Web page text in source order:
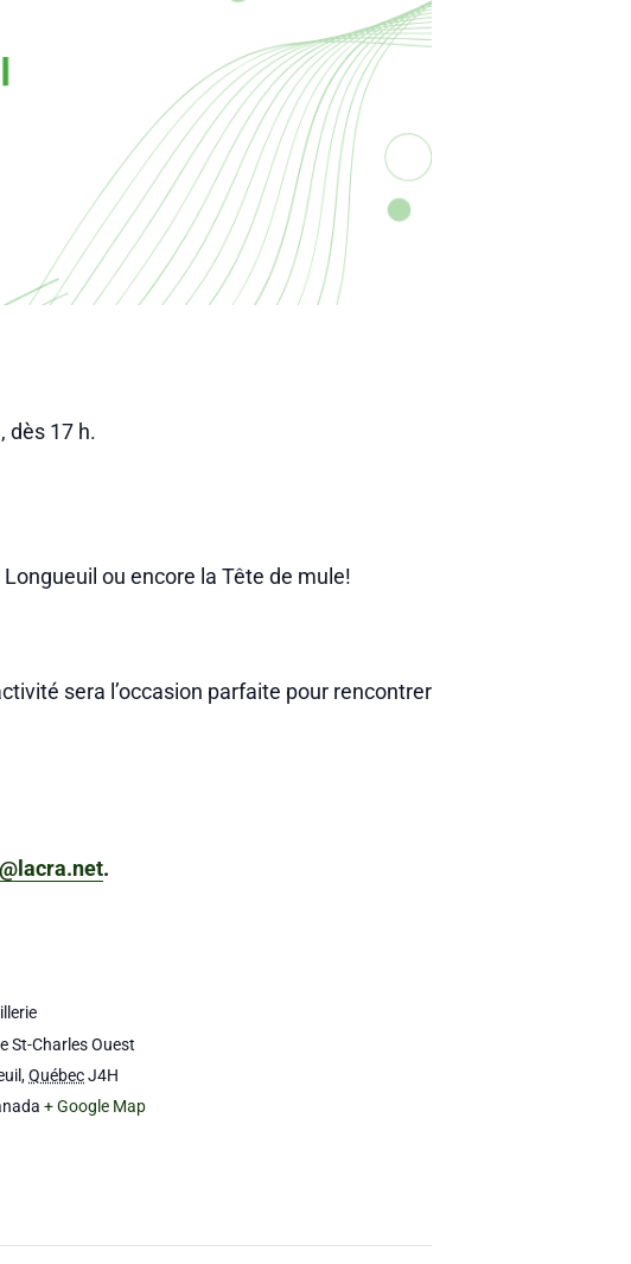
dès 17 h.
ou encore la Tête de mule!
sera l’occasion parfaite pour rencontrer
.
St-Charles Ouest
,QuébecJ4H
+ Google Map